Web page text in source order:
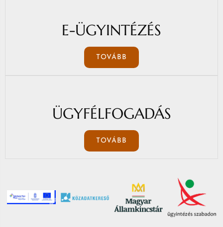
E-ÜGYINTÉZÉS
TOVÁBB
ÜGYFÉLFOGADÁS
TOVÁBB